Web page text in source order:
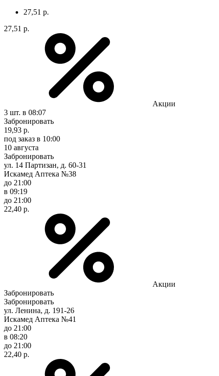
27,51 р.
27,51 р.
Акции
3 шт. в 08:07
Забронировать
19,93 р.
под заказ в 10:00
10 августа
Забронировать
ул. 14 Партизан, д. 60-31
Искамед Аптека №38
до 21:00
в 09:19
до 21:00
22,40 р.
Акции
Забронировать
Забронировать
ул. Ленина, д. 191-26
Искамед Аптека №41
до 21:00
в 08:20
до 21:00
22,40 р.